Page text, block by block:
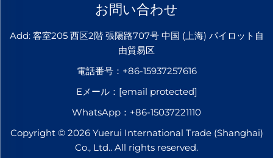
お問い合わせ
Add: 客室205 西区2階 張陽路707号 中国 (上海) パイロット自
由貿易区
電話番号： +86-15937257616
Eメール： [email protected]
WhatsApp： +86-15037221110
Copyright © 2026 Yuerui International Trade (Shanghai)
Co., Ltd.. All rights reserved.